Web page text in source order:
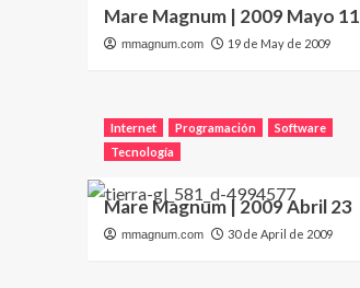
Mare Magnum | 2009 Mayo 11
mmagnum.com 19 de May de 2009
Internet Programación
Software
Tecnología
Mare Magnum | 2009 Abril 23
mmagnum.com 30 de April de 2009